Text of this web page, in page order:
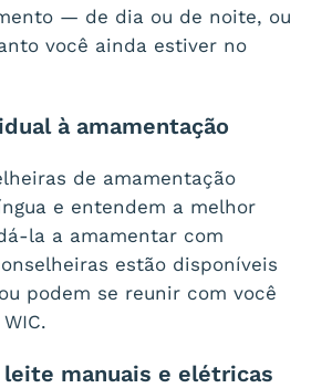
— de dia ou de noite, ou
você ainda estiver no
à amamentação
de amamentação
e entendem a melhor
la a amamentar com
estão disponíveis
podem se reunir com você
leite manuais e elétricas